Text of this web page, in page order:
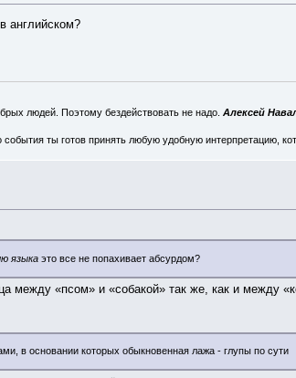
английском?
людей. Поэтому бездействовать не надо.Алексей
ты готов принять любую удобную интерпретацию,
языка это все не попахивает абсурдом?
между «псом» и «собакой» так же, как и между
в основании которых обыкновенная лажа - глупы по сути